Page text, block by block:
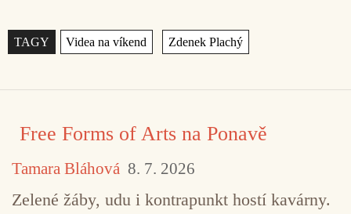
Štítky
Free Forms of Arts na Ponavě
Tamara Bláhová 8. 7. 2026
Zelené žáby, udu i kontrapunkt hostí kavárny.